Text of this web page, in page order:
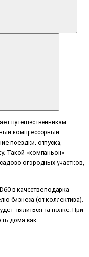
путешественникам
компрессорный
поездки, отпуска,
Такой «компаньон»
огородных участков,
в качестве подарка
бизнеса (от коллектива).
пылиться на полке. При
дома как